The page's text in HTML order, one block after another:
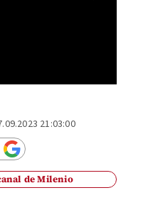
21:03:00
de Milenio